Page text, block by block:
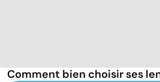
Comment bien choisir ses